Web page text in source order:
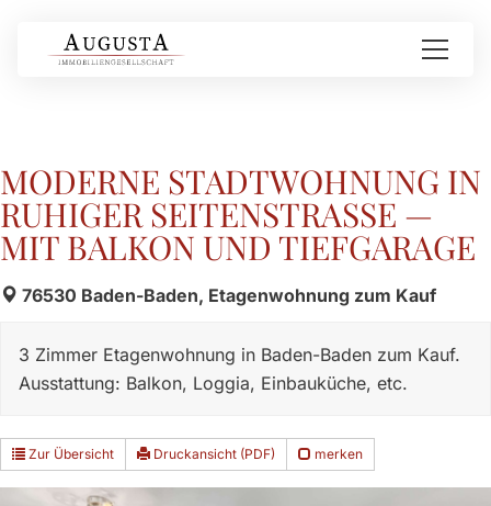
MODERNE STADTWOHNUNG IN
RUHIGER SEITENSTRASSE — M
IT BALKON UND TIEFGARAGE
76530 Baden-Baden, Etagenwohnung zum Kauf
3 Zimmer Etagenwohnung in Baden-Baden zum Kauf.
Ausstattung: Balkon, Loggia, Einbauküche, etc.
Zur Übersicht Druckansicht (PDF) merken